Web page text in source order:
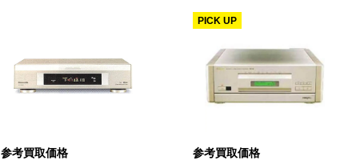
参考買取価格 参考買取価格
PICK UP